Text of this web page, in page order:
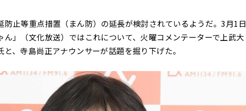
防止等重点措置（まん防）の延長が検討されているようだ。3月1日
ん」（文化放送）ではこれについて、火曜コメンテーターで上武大
、寺島尚正アナウンサーが話題を掘り下げた。